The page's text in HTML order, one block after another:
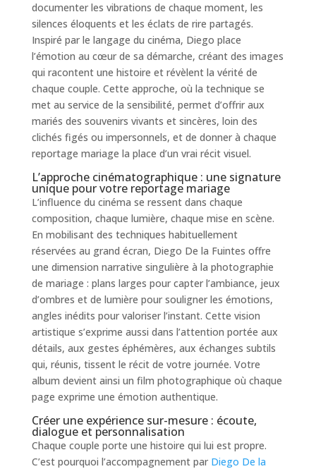
documenter les vibrations de chaque moment, les
silences éloquents et les éclats de rire partagés.
Inspiré par le langage du cinéma, Diego place
l’émotion au cœur de sa démarche, créant des images
qui racontent une histoire et révèlent la vérité de
chaque couple. Cette approche, où la technique se
met au service de la sensibilité, permet d’offrir aux
mariés des souvenirs vivants et sincères, loin des
clichés figés ou impersonnels, et de donner à chaque
reportage mariage la place d’un vrai récit visuel.
L’approche cinématographique : une signature
unique pour votre reportage mariage
L’influence du cinéma se ressent dans chaque
composition, chaque lumière, chaque mise en scène.
En mobilisant des techniques habituellement
réservées au grand écran, Diego De la Fuintes offre
une dimension narrative singulière à la photographie
de mariage : plans larges pour capter l’ambiance, jeux
d’ombres et de lumière pour souligner les émotions,
angles inédits pour valoriser l’instant. Cette vision
artistique s’exprime aussi dans l’attention portée aux
détails, aux gestes éphémères, aux échanges subtils
qui, réunis, tissent le récit de votre journée. Votre
album devient ainsi un film photographique où chaque
page exprime une émotion authentique.
Créer une expérience sur-mesure : écoute,
dialogue et personnalisation
Chaque couple porte une histoire qui lui est propre.
C’est pourquoi l’accompagnement par Diego De la